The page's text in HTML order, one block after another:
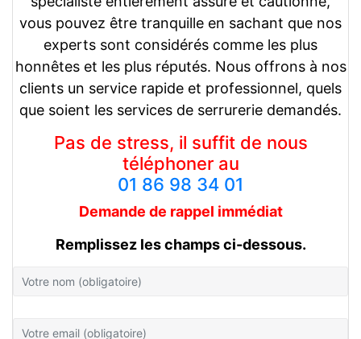
vous pouvez être tranquille en sachant que nos
experts sont considérés comme les plus
honnêtes et les plus réputés. Nous offrons à nos
clients un service rapide et professionnel, quels
que soient les services de serrurerie demandés.
Pas de stress, il suffit de nous
téléphoner au
01 86 98 34 01
Demande de rappel immédiat
Remplissez les champs ci-dessous.